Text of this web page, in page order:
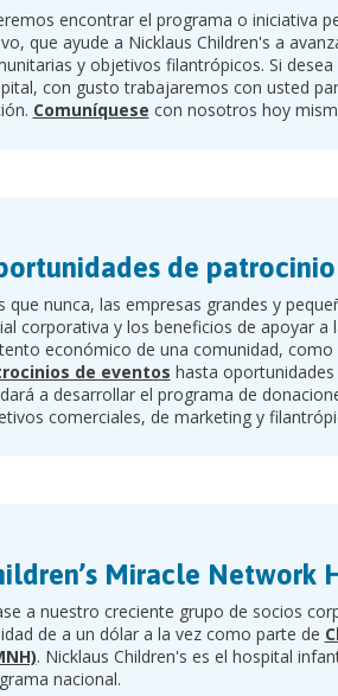
encontrar el programa o iniciativa
que ayude a Nicklaus Children's a
y objetivos filantrópicos. Si
con gusto trabajaremos con usted
Comuníquese con nosotros hoy
de patrocinio
que nunca, las empresas grandes y
corporativa y los beneficios de apoyar
económico de una comunidad, como
de eventos hasta
a desarrollar el programa de
comerciales, de marketing y
Miracle Network
a nuestro creciente grupo de socios
de a un dólar a la vez como parte de
. Nicklaus Children's es el hospital
nacional.